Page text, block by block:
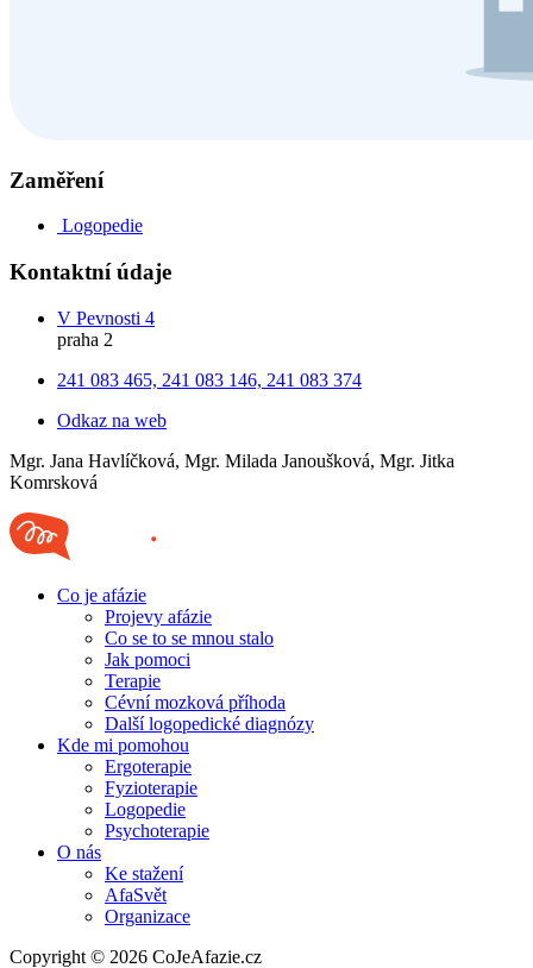
Zaměření
Logopedie
Kontaktní údaje
V Pevnosti 4
praha 2
241 083 465, 241 083 146, 241 083 374
Odkaz na web
Mgr. Jana Havlíčková, Mgr. Milada Janoušková, Mgr. Jitka
Komrsková
Co je afázie
Projevy afázie
Co se to se mnou stalo
Jak pomoci
Terapie
Cévní mozková příhoda
Další logopedické diagnózy
Kde mi pomohou
Ergoterapie
Fyzioterapie
Logopedie
Psychoterapie
O nás
Ke stažení
AfaSvět
Organizace
Copyright © 2026 CoJeAfazie.cz